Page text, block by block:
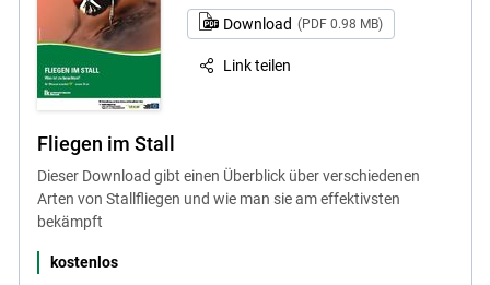
Download (PDF 0.98 MB)
Link teilen
Fliegen im Stall
Dieser Download gibt einen Überblick über verschiedenen
Arten von Stallfliegen und wie man sie am effektivsten
bekämpft
kostenlos